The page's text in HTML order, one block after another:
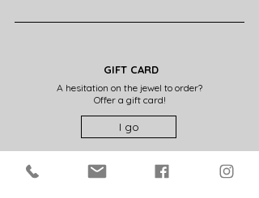
GIFT CARD
A hesitation on the jewel to order?
Offer a gift card!
I go